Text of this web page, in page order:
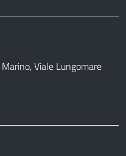
Viale Lungomare